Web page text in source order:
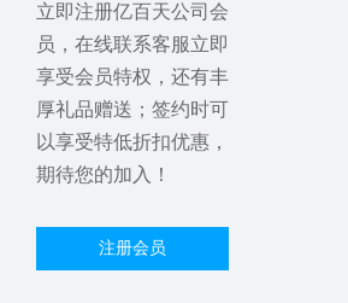
立即注册亿百天公司会
员，在线联系客服立即
享受会员特权，还有丰
厚礼品赠送；签约时可
以享受特低折扣优惠，
期待您的加入！
注册会员